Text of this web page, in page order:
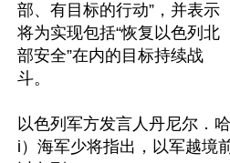
部、有目标的行动”，并表示
将为实现包括“恢复以色列北
部安全”在内的目标持续战
斗。
以色列军方发言人丹尼尔．
i）海军少将指出，以军越境